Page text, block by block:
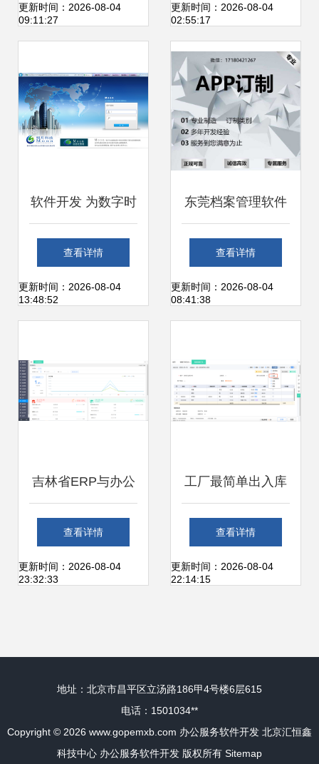
吗？聚焦办公服务
更新时间：2026-08-04
09:11:27
能化新生态
更新时间：2026-08-04
02:55:17
软件开发 为数字时
代打造智能工具
箱，时间财富网助
查看详情
更新时间：2026-08-04
13:48:52
东莞档案管理软件
定制开发公司匠人
精神用心服务 梦幻
查看详情
更新时间：2026-08-04
08:41:38
吉林省ERP与办公
服务软件开发 助力
企业数字化转型的
查看详情
更新时间：2026-08-04
23:32:33
工厂最简单出入库
软件下载与办公服
务软件开发概述
查看详情
更新时间：2026-08-04
22:14:15
地址：北京市昌平区立汤路186甲4号楼6层615
电话：1501034**
Copyright © 2026 www.gopemxb.com 办公服务软件开发 北京汇恒鑫
科技中心 办公服务软件开发 版权所有 Sitemap